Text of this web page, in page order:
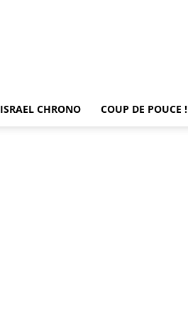
ISRAEL CHRONO COUP DE POUCE !